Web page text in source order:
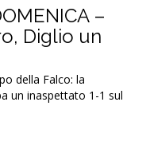
–
Diglio un
della Falco: la
un inaspettato 1-1 sul